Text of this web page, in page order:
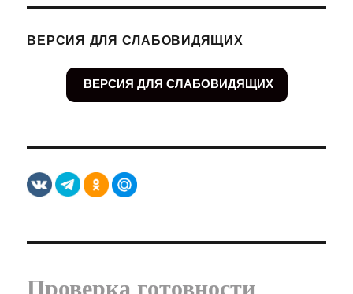
ВЕРСИЯ ДЛЯ СЛАБОВИДЯЩИХ
ВЕРСИЯ ДЛЯ СЛАБОВИДЯЩИХ
Проверка готовности